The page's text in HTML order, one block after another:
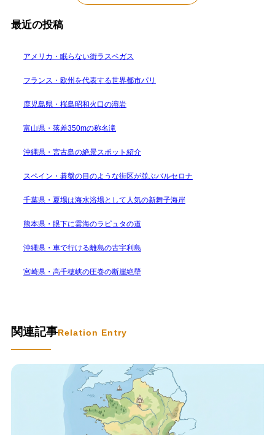
最近の投稿
アメリカ・眠らない街ラスベガス
フランス・欧州を代表する世界都市パリ
鹿児島県・桜島昭和火口の溶岩
富山県・落差350mの称名滝
沖縄県・宮古島の絶景スポット紹介
スペイン・碁盤の目のような街区が並ぶバルセロナ
千葉県・夏場は海水浴場として人気の新舞子海岸
熊本県・眼下に雲海のラピュタの道
沖縄県・車で行ける離島の古宇利島
宮崎県・高千穂峡の圧巻の断崖絶壁
関連記事Relation Entry